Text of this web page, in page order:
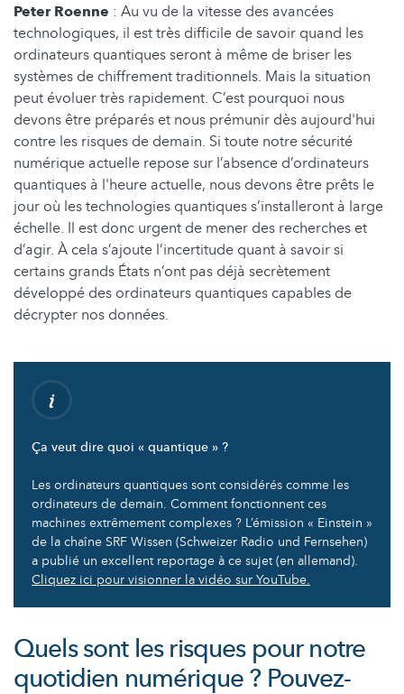
Peter Roenne : Au vu de la vitesse des avancées
technologiques, il est très difficile de savoir quand les
ordinateurs quantiques seront à même de briser les
systèmes de chiffrement traditionnels. Mais la situation
peut évoluer très rapidement. C’est pourquoi nous
devons être préparés et nous prémunir dès aujourd'hui
contre les risques de demain. Si toute notre sécurité
numérique actuelle repose sur l’absence d’ordinateurs
quantiques à l'heure actuelle, nous devons être prêts le
jour où les technologies quantiques s’installeront à large
échelle. Il est donc urgent de mener des recherches et
d’agir. À cela s’ajoute l’incertitude quant à savoir si
certains grands États n’ont pas déjà secrètement
développé des ordinateurs quantiques capables de
décrypter nos données.
Ça veut dire quoi « quantique » ?
Les ordinateurs quantiques sont considérés comme les
ordinateurs de demain. Comment fonctionnent ces
machines extrêmement complexes ? L’émission « Einstein »
de la chaîne SRF Wissen (Schweizer Radio und Fernsehen)
a publié un excellent reportage à ce sujet (en allemand).
Cliquez ici pour visionner la vidéo sur YouTube.
Quels sont les risques pour notre
quotidien numérique ? Pouvez-